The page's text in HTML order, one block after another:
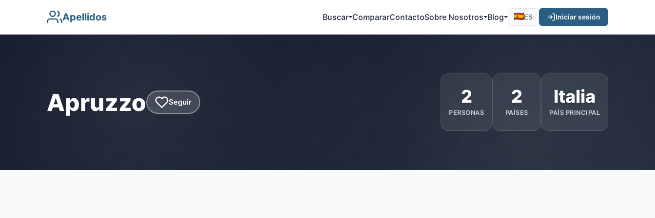
Apellidos Buscar CompararContactoSobre Nosotros Blog ES Iniciar sesión
Apruzzo Seguir 2
PERSONAS
2
PAÍSES
Italia
PAÍS PRINCIPAL